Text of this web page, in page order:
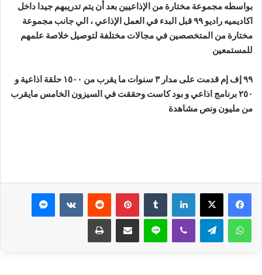
بواسطه مجموعة مختارة من الإذاعيين بعد أن يتم تدريبهم جيدا داخل
اكاديميه راديو ٩٩ قبل البدء في العمل الإذاعي ، الي جانب مجموعة
مختارة من المتخصصين في مجالات مختلفة لتوصيل خلاصة علمهم
للمستمعين
٩٩ إف إم قدمت على مدار ٣ سنوات ما يقرب من ١٥٠٠ حلقة اذاعية و
٢٥٠ برنامج اذاعي و بود كاست وحققت في السيزون الخامس مايقرب
من مليون ونص مشاهدة
لينكدإن بينتيريست ماسنجر
واتساب تيلقرام ڤايبر لاين مشاركة عبر البريد طباعة